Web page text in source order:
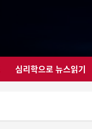
심리학으로 뉴스읽기